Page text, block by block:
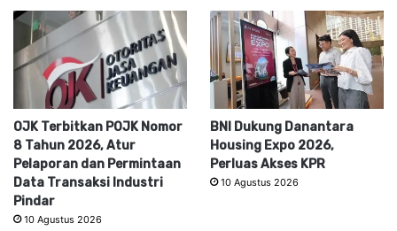
OJK Terbitkan POJK Nomor
8 Tahun 2026, Atur
Pelaporan dan Permintaan
Data Transaksi Industri
Pindar
10 Agustus 2026
BNI Dukung Danantara
Housing Expo 2026,
Perluas Akses KPR
10 Agustus 2026